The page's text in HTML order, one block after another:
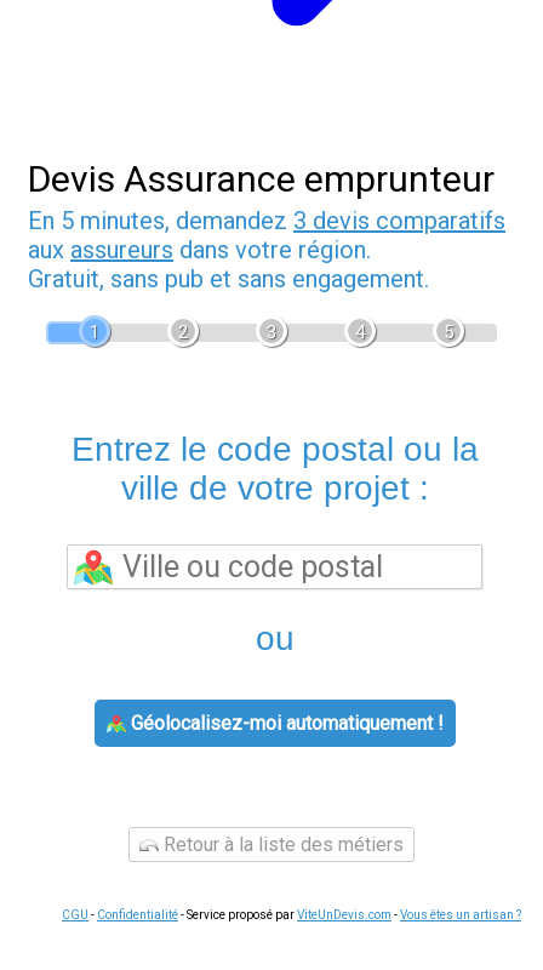
Devis Assurance emprunteur
En 5 minutes, demandez 3 devis comparatifs
aux assureurs dans votre région.
Gratuit, sans pub et sans engagement.
1 2 3 4 5
Entrez le code postal ou la
ville de votre projet :
ou
Géolocalisez-moi automatiquement !
Retour à la liste des métiers
CGU - Confidentialité- Service proposé parViteUnDevis.com -Vous êtes un artisan ?